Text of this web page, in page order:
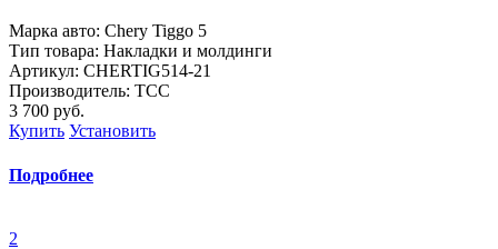
Марка авто: Chery Tiggo 5
Тип товара: Накладки и молдинги
Артикул: CHERTIG514-21
Производитель: ТСС
3 700 руб.
Купить Установить
Подробнее
2